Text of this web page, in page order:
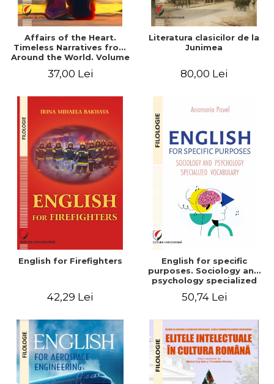
Affairs of the Heart.
Timeless Narratives from
Around the World. Volume
37,00 Lei
Literatura clasicilor de la
Junimea
80,00 Lei
English for Firefighters
42,29 Lei
English for specific
purposes. Sociology and
psychology specialized
50,74 Lei